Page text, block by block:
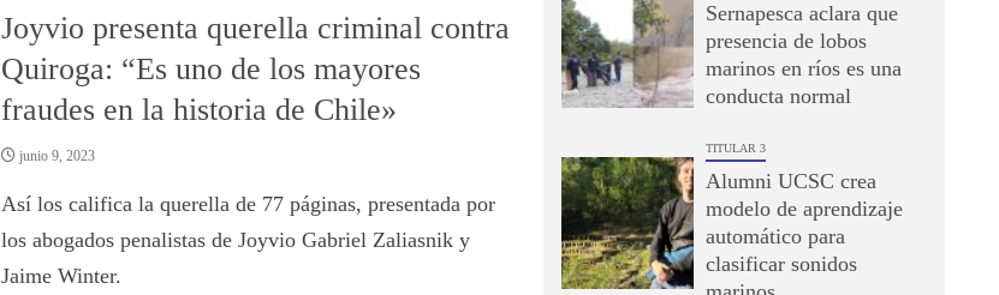
Joyvio presenta querella criminal contra
Quiroga: “Es uno de los mayores
fraudes en la historia de Chile»
junio 9, 2023
Así los califica la querella de 77 páginas, presentada por
los abogados penalistas de Joyvio Gabriel Zaliasnik y
Jaime Winter.
Sernapesca aclara que
presencia de lobos
marinos en ríos es una
conducta normal
TITULAR 3
Alumni UCSC crea
modelo de aprendizaje
automático para
clasificar sonidos